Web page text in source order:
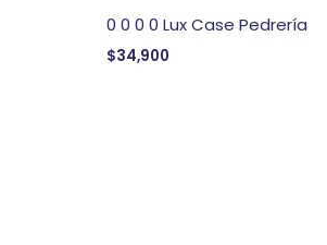
0 0 0 0 Lux Case Pedrería
$34,900